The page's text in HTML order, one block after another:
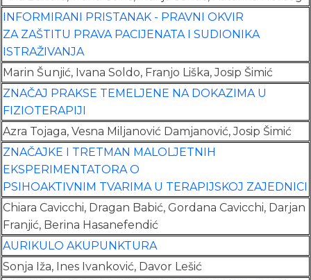
INFORMIRANI PRISTANAK - PRAVNI OKVIR
ZA ZAŠTITU PRAVA PACIJENATA I SUDIONIKA
ISTRAŽIVANJA
Marin Šunjić, Ivana Soldo, Franjo Liška, Josip Šimić
ZNAČAJ PRAKSE TEMELJENE NA DOKAZIMA U
FIZIOTERAPIJI
Azra Tojaga, Vesna Miljanović Damjanović, Josip Šimić
ZNAČAJKE I TRETMAN MALOLJETNIH
EKSPERIMENTATORA O
PSIHOAKTIVNIM TVARIMA U TERAPIJSKOJ ZAJEDNICI
Chiara Cavicchi, Dragan Babić, Gordana Cavicchi, Darjan
Franjić, Berina Hasanefendić
AURIKULO AKUPUNKTURA
Sonja Iža, Ines Ivanković, Davor Lešić